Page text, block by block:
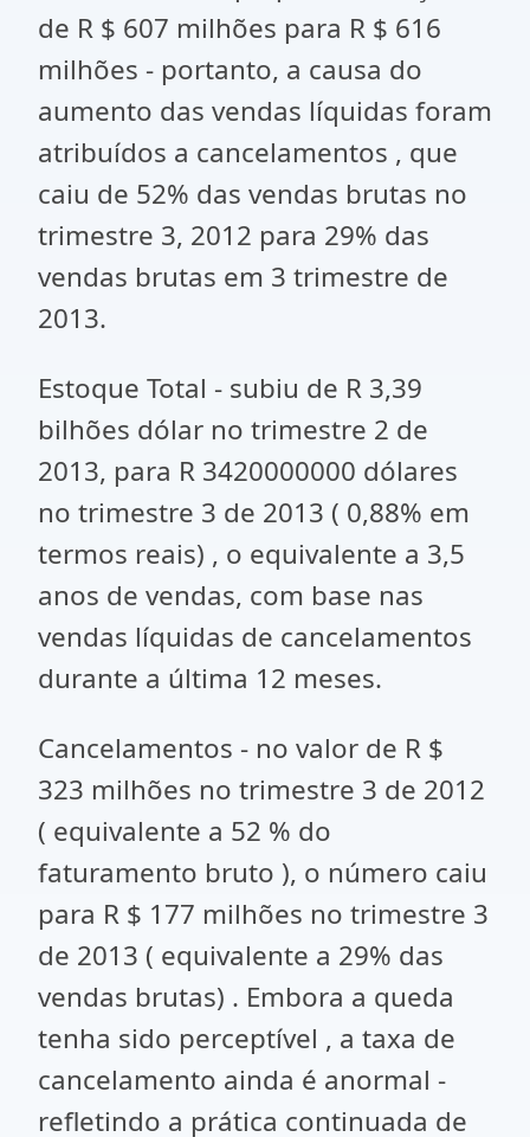
de R $ 607 milhões para R $ 616
milhões - portanto, a causa do
aumento das vendas líquidas foram
atribuídos a cancelamentos , que
caiu de 52% das vendas brutas no
trimestre 3, 2012 para 29% das
vendas brutas em 3 trimestre de
2013.
Estoque Total - subiu de R 3,39
bilhões dólar no trimestre 2 de
2013, para R 3420000000 dólares
no trimestre 3 de 2013 ( 0,88% em
termos reais) , o equivalente a 3,5
anos de vendas, com base nas
vendas líquidas de cancelamentos
durante a última 12 meses.
Cancelamentos - no valor de R $
323 milhões no trimestre 3 de 2012
( equivalente a 52 % do
faturamento bruto ), o número caiu
para R $ 177 milhões no trimestre 3
de 2013 ( equivalente a 29% das
vendas brutas) . Embora a queda
tenha sido perceptível , a taxa de
cancelamento ainda é anormal -
refletindo a prática continuada de